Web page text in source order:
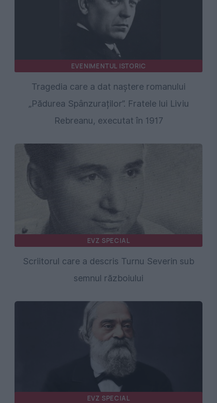
EVENIMENTUL ISTORIC
Tragedia care a dat naștere romanului
„Pădurea Spânzuraților”. Fratele lui Liviu
Rebreanu, executat în 1917
EVZ SPECIAL
Scriitorul care a descris Turnu Severin sub
semnul războiului
EVZ SPECIAL